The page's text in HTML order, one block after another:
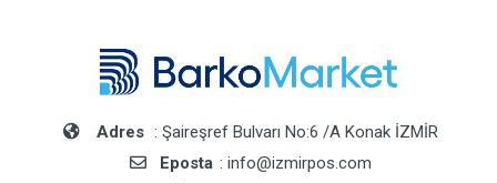
Adres : Şaireşref Bulvarı No:6 /A Konak İZMİR
Eposta : info@izmirpos.com